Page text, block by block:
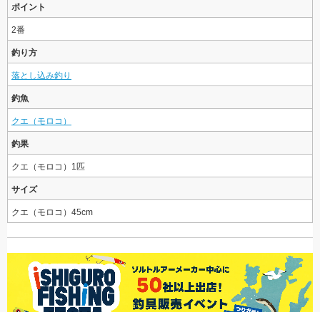
ポイント
2番
釣り方
落とし込み釣り
釣魚
クエ（モロコ）
釣果
クエ（モロコ）1匹
サイズ
クエ（モロコ）45cm